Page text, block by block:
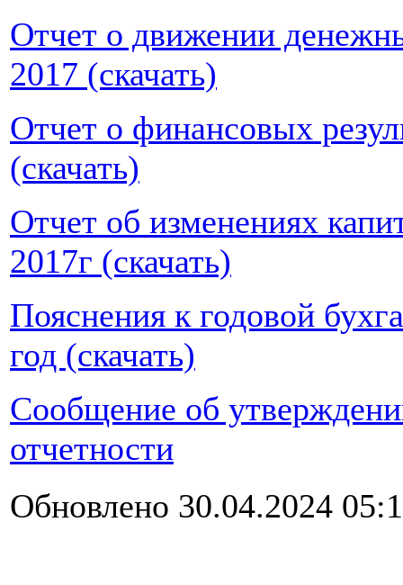
Отчет о движении
2017 (скачать)
Отчет о финансовых
(скачать)
Отчет об изменениях
2017г (скачать)
Пояснения к годовой
год (скачать)
Сообщение об
отчетности
Обновлено 30.04.2024